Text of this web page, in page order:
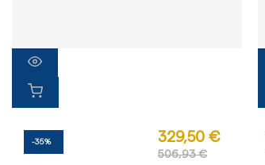
-35% 329,50 €
506,93 €